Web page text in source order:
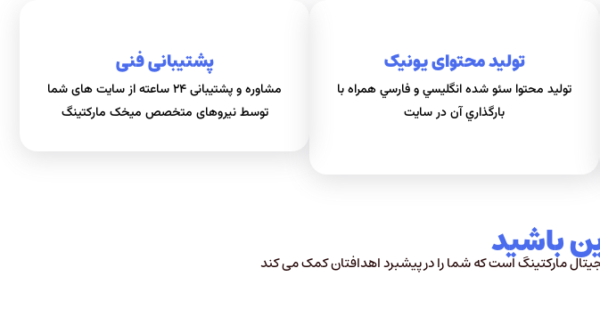
تولید محتوای یونیک
توليد محتوا سئو شده انگليسي و فارسي همراه با
بارگذاري آن در سايت
پشتیبانی فنی
مشاوره و پشتیبانی ۲۴ ساعته از سایت های شما
توسط نیروهای متخصص میخک مارکتینگ
باشيد
مارکتينگ است که شما را در پيشبرد اهدافتان کمک می کند